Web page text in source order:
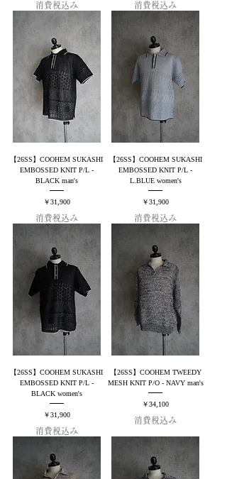
消費税込み 消費税込み
【26SS】COOHEM SUKASHI
EMBOSSED KNIT P/L -
BLACK man's
価格
￥31,900
消費税込み
【26SS】COOHEM SUKASHI
EMBOSSED KNIT P/L -
L.BLUE women's
価格
￥31,900
消費税込み
【26SS】COOHEM SUKASHI
EMBOSSED KNIT P/L -
BLACK women's
価格
￥31,900
消費税込み
【26SS】COOHEM TWEEDY
MESH KNIT P/O - NAVY man's
価格
￥34,100
消費税込み